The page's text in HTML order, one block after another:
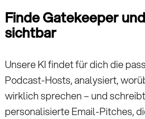
Finde Gatekeeper
sichtbar
Unsere KI findet für dich die
Podcast-Hosts, analysiert,
wirklich sprechen – und schreibt
personalisierte Email-Pitches,